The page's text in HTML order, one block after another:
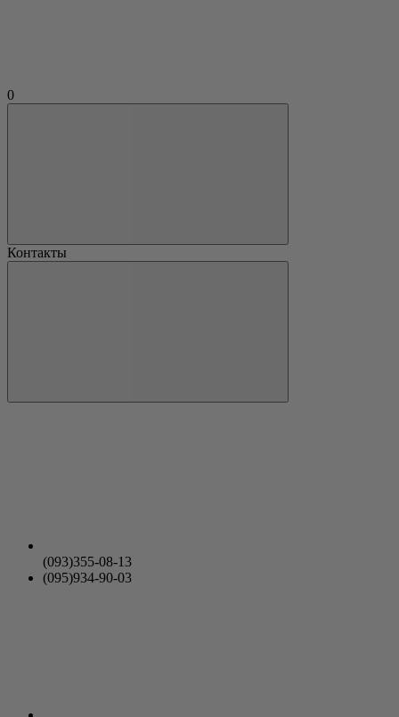
0
Контакты
(093)355-08-13
(095)934-90-03